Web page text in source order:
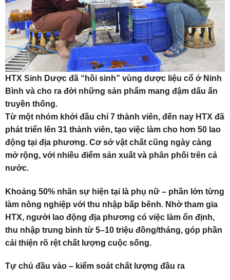
HTX Sinh Dược đã “hồi sinh” vùng dược liệu cổ ở Ninh
Bình và cho ra đời những sản phẩm mang đậm dấu ấn
truyền thống.
Từ một nhóm khởi đầu chỉ 7 thành viên, đến nay HTX đã
phát triển lên 31 thành viên, tạo việc làm cho hơn 50 lao
động tại địa phương. Cơ sở vật chất cũng ngày càng
mở rộng, với nhiều điểm sản xuất và phân phối trên cả
nước.
Khoảng 50% nhân sự hiện tại là phụ nữ – phần lớn từng
làm nông nghiệp với thu nhập bấp bênh. Nhờ tham gia
HTX, người lao động địa phương có việc làm ổn định,
thu nhập trung bình từ 5–10 triệu đồng/tháng, góp phần
cải thiện rõ rệt chất lượng cuộc sống.
Tự chủ đầu vào – kiểm soát chất lượng đầu ra